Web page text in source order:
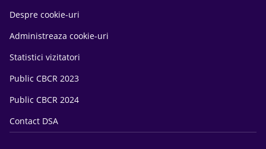
Despre cookie-uri
Administreaza cookie-uri
Statistici vizitatori
Public CBCR 2023
Public CBCR 2024
Contact DSA